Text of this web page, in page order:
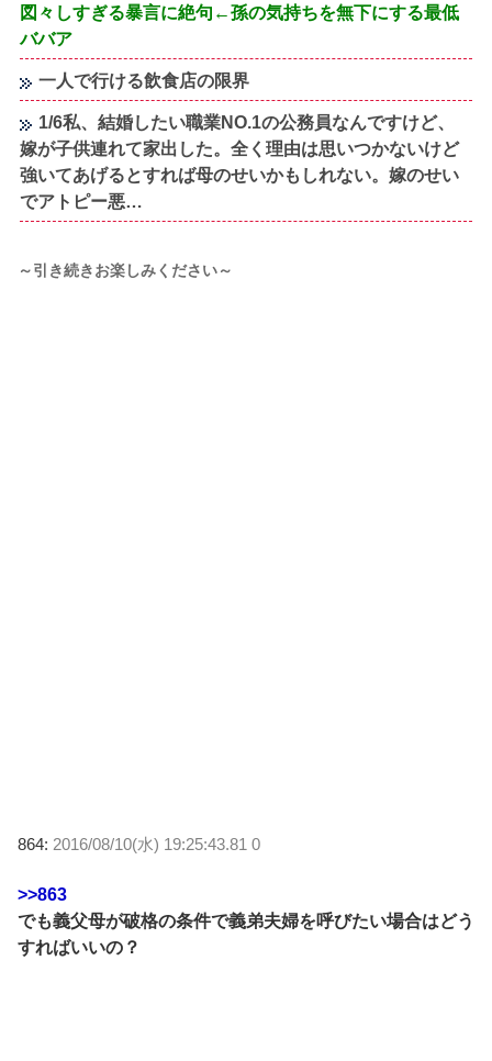
図々しすぎる暴言に絶句←孫の気持ちを無下にする最低
ババア
一人で行ける飲食店の限界
1/6私、結婚したい職業NO.1の公務員なんですけど、
嫁が子供連れて家出した。全く理由は思いつかないけど
強いてあげるとすれば母のせいかもしれない。嫁のせい
でアトピー悪…
～引き続きお楽しみください～
864: 2016/08/10(水) 19:25:43.81 0
>>863
でも義父母が破格の条件で義弟夫婦を呼びたい場合はどう
すればいいの？